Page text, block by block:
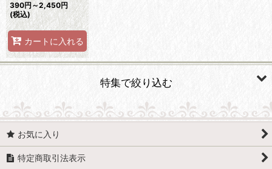
390円～2,450円
(税込)
カートに入れる
特集で絞り込む
ナッツ
アーモンド
お気に入り
特定商取引法表示